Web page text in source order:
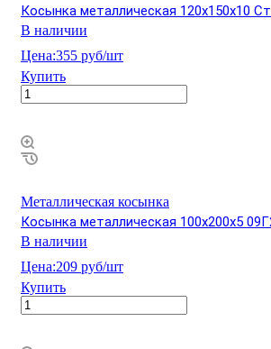
Косынка металлическая 120х150х10
В наличии
Цена:355 руб/шт
Купить
Металлическая косынка
Косынка металлическая 100х200х5
В наличии
Цена:209 руб/шт
Купить